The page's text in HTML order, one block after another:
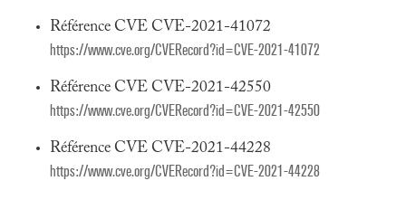
Référence CVE CVE-2021-41072
https://www.cve.org/CVERecord?id=CVE-2021-41072
Référence CVE CVE-2021-42550
https://www.cve.org/CVERecord?id=CVE-2021-42550
Référence CVE CVE-2021-44228
https://www.cve.org/CVERecord?id=CVE-2021-44228